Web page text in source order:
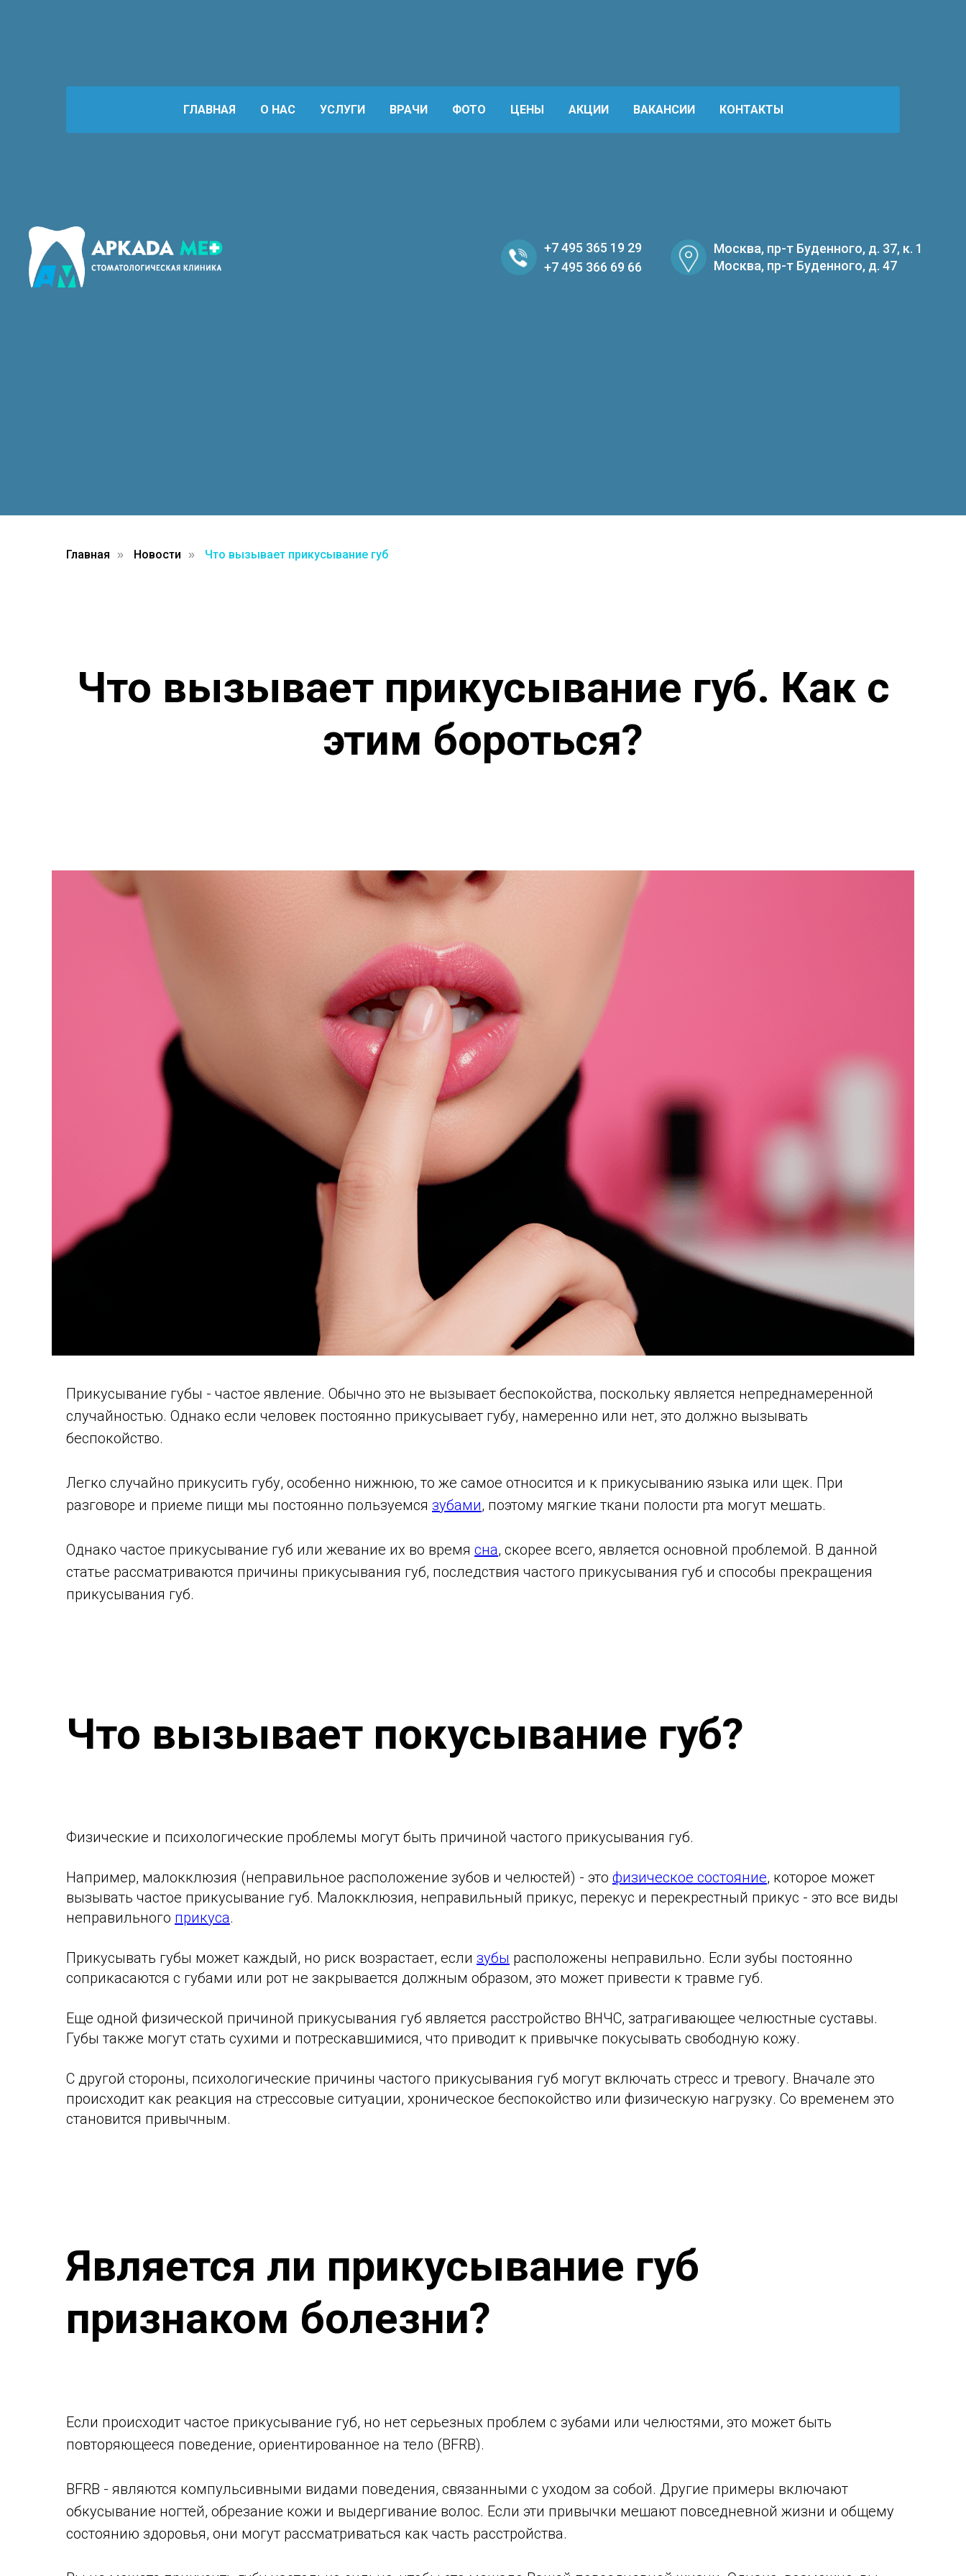
+7 495 365 19 29
+7 495 366 69 66
Москва, пр-т Буденного, д. 37, к. 1
Москва, пр-т Буденного, д. 47
ГЛАВНАЯ О НАС УСЛУГИ ВРАЧИ ФОТО ЦЕНЫ АКЦИИ ВАКАНСИИ КОНТАКТЫ
Главная » Новости » Что вызывает прикусывание губ
Что вызывает прикусывание губ. Как с
этим бороться?
Прикусывание губы - частое явление. Обычно это не вызывает беспокойства, поскольку является непреднамеренной
случайностью. Однако если человек постоянно прикусывает губу, намеренно или нет, это должно вызывать
беспокойство.
Легко случайно прикусить губу, особенно нижнюю, то же самое относится и к прикусыванию языка или щек. При
разговоре и приеме пищи мы постоянно пользуемся зубами, поэтому мягкие ткани полости рта могут мешать.
Однако частое прикусывание губ или жевание их во время сна, скорее всего, является основной проблемой. В данной
статье рассматриваются причины прикусывания губ, последствия частого прикусывания губ и способы прекращения
прикусывания губ.
Что вызывает покусывание губ?
Физические и психологические проблемы могут быть причиной частого прикусывания губ.
Например, малокклюзия (неправильное расположение зубов и челюстей) - это физическое состояние, которое может
вызывать частое прикусывание губ. Малокклюзия, неправильный прикус, перекус и перекрестный прикус - это все виды
неправильного прикуса.
Прикусывать губы может каждый, но риск возрастает, если зубы расположены неправильно. Если зубы постоянно
соприкасаются с губами или рот не закрывается должным образом, это может привести к травме губ.
Еще одной физической причиной прикусывания губ является расстройство ВНЧС, затрагивающее челюстные суставы.
Губы также могут стать сухими и потрескавшимися, что приводит к привычке покусывать свободную кожу.
С другой стороны, психологические причины частого прикусывания губ могут включать стресс и тревогу. Вначале это
происходит как реакция на стрессовые ситуации, хроническое беспокойство или физическую нагрузку. Со временем это
становится привычным.
Является ли прикусывание губ
признаком болезни?
Если происходит частое прикусывание губ, но нет серьезных проблем с зубами или челюстями, это может быть
повторяющееся поведение, ориентированное на тело (BFRB).
BFRB - являются компульсивными видами поведения, связанными с уходом за собой. Другие примеры включают
обкусывание ногтей, обрезание кожи и выдергивание волос. Если эти привычки мешают повседневной жизни и общему
состоянию здоровья, они могут рассматриваться как часть расстройства.